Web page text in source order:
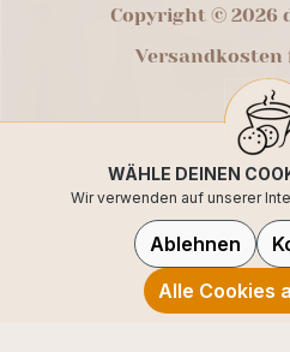
Copyright © 2026
Versandkosten
WÄHLE DEINEN
Wir verwenden auf unserer
Ablehnen
Alle Cookies